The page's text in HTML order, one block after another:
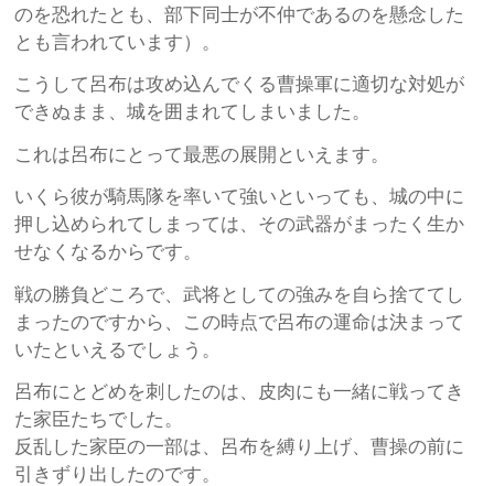
のを恐れたとも、部下同士が不仲であるのを懸念した
とも言われています）。
こうして呂布は攻め込んでくる曹操軍に適切な対処が
できぬまま、城を囲まれてしまいました。
これは呂布にとって最悪の展開といえます。
いくら彼が騎馬隊を率いて強いといっても、城の中に
押し込められてしまっては、その武器がまったく生か
せなくなるからです。
戦の勝負どころで、武将としての強みを自ら捨ててし
まったのですから、この時点で呂布の運命は決まって
いたといえるでしょう。
呂布にとどめを刺したのは、皮肉にも一緒に戦ってき
た家臣たちでした。
反乱した家臣の一部は、呂布を縛り上げ、曹操の前に
引きずり出したのです。